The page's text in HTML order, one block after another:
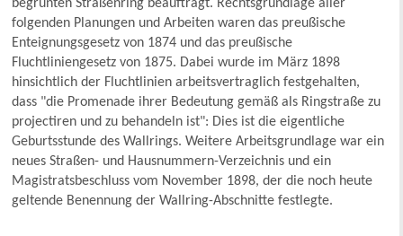
begrünten Straßenring beauftragt. Rechtsgrundlage aller
folgenden Planungen und Arbeiten waren das preußische
Enteignungsgesetz von 1874 und das preußische
Fluchtliniengesetz von 1875. Dabei wurde im März 1898
hinsichtlich der Fluchtlinien arbeitsvertraglich festgehalten,
dass "die Promenade ihrer Bedeutung gemäß als Ringstraße zu
projectiren und zu behandeln ist": Dies ist die eigentliche
Geburtsstunde des Wallrings. Weitere Arbeitsgrundlage war ein
neues Straßen- und Hausnummern-Verzeichnis und ein
Magistratsbeschluss vom November 1898, der die noch heute
geltende Benennung der Wallring-Abschnitte festlegte.